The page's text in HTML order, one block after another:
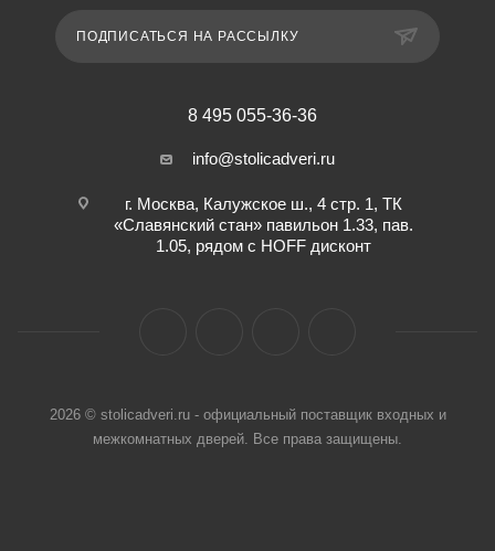
ПОДПИСАТЬСЯ НА РАССЫЛКУ
8 495 055-36-36
info@stolicadveri.ru
г. Москва, Калужское ш., 4 стр. 1, ТК
«Славянский стан» павильон 1.33, пав.
1.05, рядом с HOFF дисконт
2026 © stolicadveri.ru - официальный поставщик входных и
межкомнатных дверей. Все права защищены.